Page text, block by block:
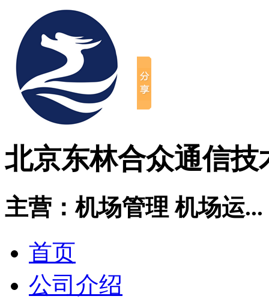
北京东林合众通信技
主营：机场管理 机场运...
首页
公司介绍